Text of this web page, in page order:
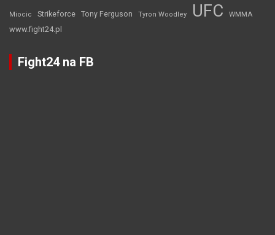
Miocic Strikeforce Tony Ferguson Tyron Woodley UFC WMMA
www.fight24.pl
Fight24 na FB